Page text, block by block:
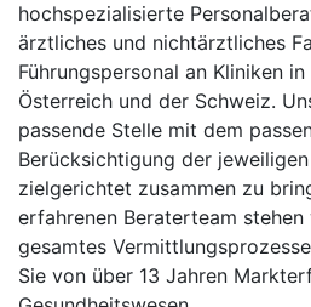
hochspezialisierte
ärztliches und nichtärztliches
Führungspersonal an Kliniken
Österreich und der Schweiz.
passende Stelle mit dem
Berücksichtigung der
zielgerichtet zusammen zu
erfahrenen Beraterteam
gesamtes
Sie von über 13 Jahren